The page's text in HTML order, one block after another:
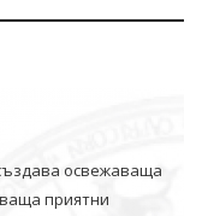
освежаваща
приятни